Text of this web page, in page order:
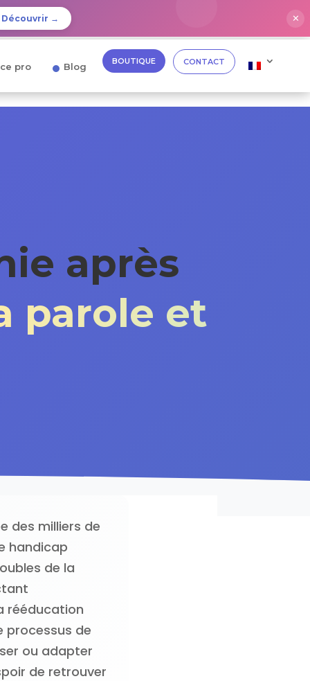
Découvrir → ✕
pro Blog BOUTIQUE CONTACT
après
parole et
des milliers de
handicap
de la
rééducation
processus de
ou adapter
de retrouver